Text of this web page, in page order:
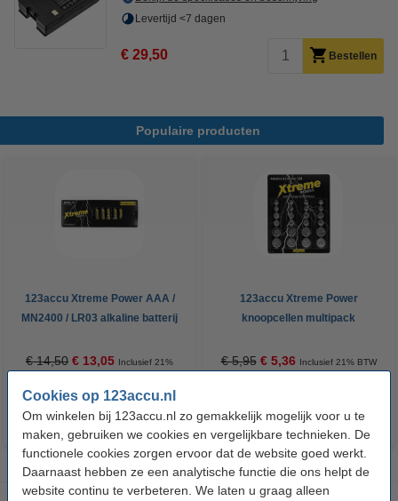
Cookies op 123accu.nl
Om winkelen bij 123accu.nl zo gemakkelijk mogelijk voor u te
maken, gebruiken we cookies en vergelijkbare technieken. De
functionele cookies zorgen ervoor dat de website goed werkt.
Daarnaast hebben ze een analytische functie die ons helpt de
website continu te verbeteren. We laten u graag alleen
Levertijd <7 dagen
€ 29,50 Bestellen
Populaire producten
123accu Xtreme Power AAA /
MN2400 / LR03 alkaline batterij
€ 14,50 € 13,05 Inclusief 21%
123accu Xtreme Power
knoopcellen multipack
€ 5,95 € 5,36 Inclusief 21% BTW